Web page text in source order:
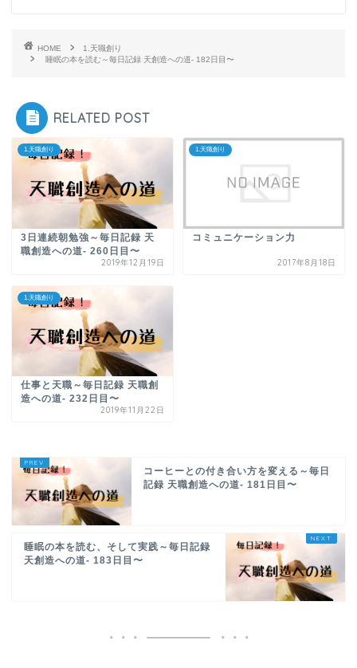
HOME
1.天職創り
睡眠の本を読む～毎日記録 天創造への道- 182日目〜
RELATED POST
1.天職創り
3日連続朝勉強～毎日記録 天
職創造への道- 260日目〜
2019年12月19日
1.天職創り
コミュニケーション力
2017年8月18日
1.天職創り
仕事と天職～毎日記録 天職創
造への道- 232日目〜
2019年11月22日
コーヒーとの付き合い方を変える～毎日
記録 天職創造への道- 181日目〜
睡眠の本を読む、そして実践～毎日記録
天創造への道- 183日目〜